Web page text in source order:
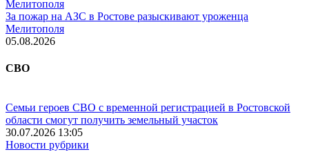
За пожар на АЗС в Ростове разыскивают уроженца
Мелитополя
05.08.2026
СВО
Семьи героев СВО с временной регистрацией в Ростовской
области смогут получить земельный участок
30.07.2026 13:05
Новости рубрики